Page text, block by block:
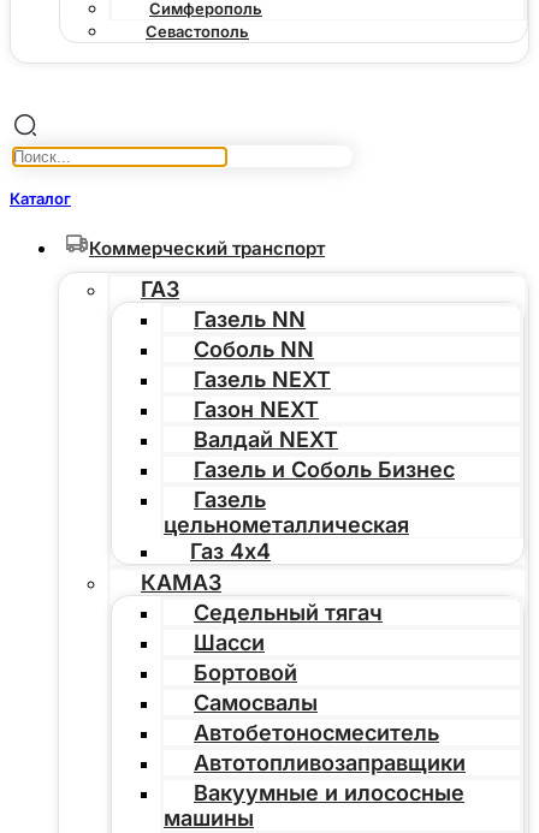
Симферополь
Севастополь
Каталог
Коммерческий транспорт
ГАЗ
Газель NN
Соболь NN
Газель NEXT
Газон NEXT
Валдай NEXT
Газель и Соболь Бизнес
Газель
цельнометаллическая
Газ 4х4
КАМАЗ
Седельный тягач
Шасси
Бортовой
Самосвалы
Автобетоносмеситель
Автотопливозаправщики
Вакуумные и илососные
машины